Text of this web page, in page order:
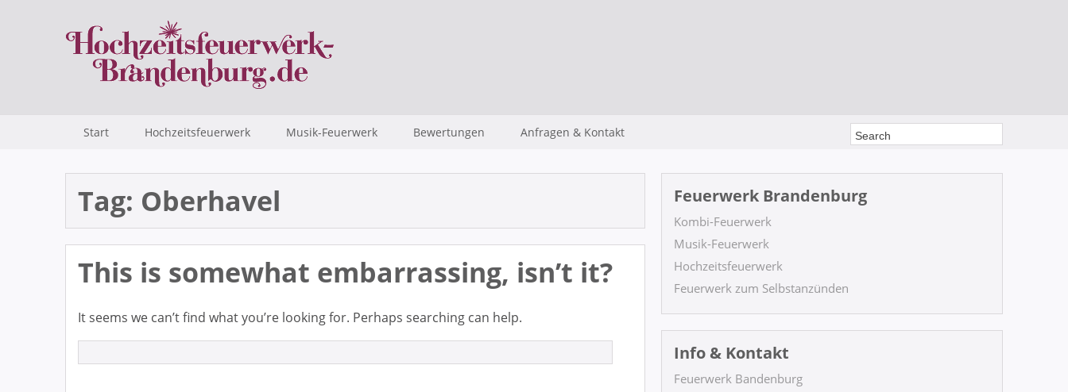
Start Hochzeitsfeuerwerk Musik-Feuerwerk Bewertungen Anfragen & Kontakt
Tag: Oberhavel
This is somewhat embarrassing, isn’t it?
It seems we can’t find what you’re looking for. Perhaps searching can help.
Feuerwerk Brandenburg
Kombi-Feuerwerk
Musik-Feuerwerk
Hochzeitsfeuerwerk
Feuerwerk zum Selbstanzünden
Info & Kontakt
Feuerwerk Bandenburg